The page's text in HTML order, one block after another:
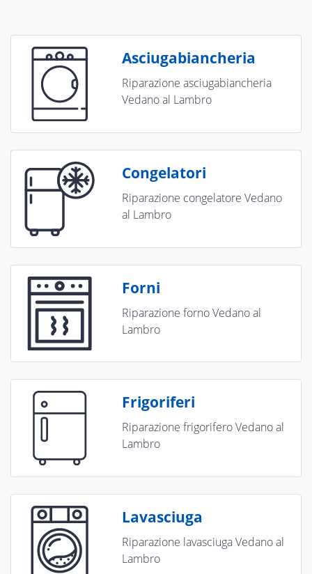
Asciugabiancheria
Riparazione asciugabiancheria
Vedano al Lambro
Congelatori
Riparazione congelatore Vedano
al Lambro
Forni
Riparazione forno Vedano al
Lambro
Frigoriferi
Riparazione frigorifero Vedano al
Lambro
Lavasciuga
Riparazione lavasciuga Vedano al
Lambro